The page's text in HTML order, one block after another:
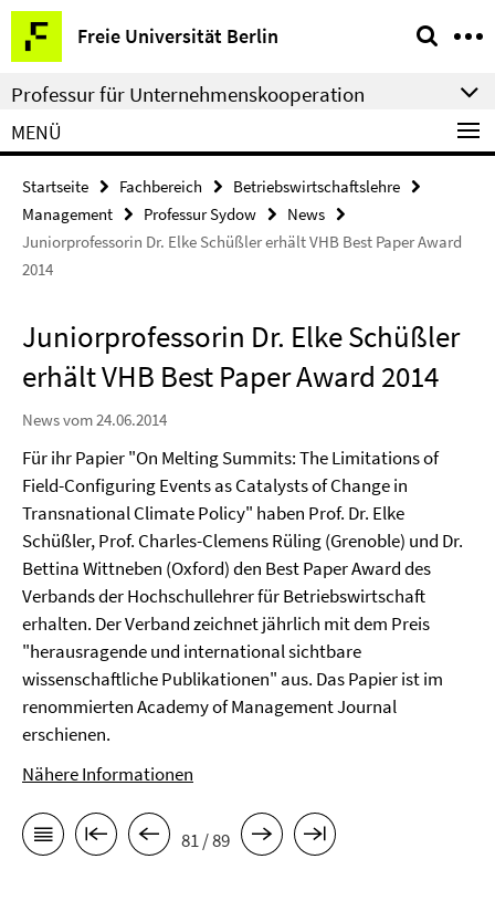
Springe
direkt
zu
Inhalt
Freie Universität Berlin
Service-
Navigation
Professur für Unternehmenskooperation
MENÜ
Startseite Fachbereich
Betriebswirtschaftslehre
Management
Professur Sydow
News
Juniorprofessorin Dr. Elke Schüßler erhält VHB Best Paper Award
2014
Juniorprofessorin Dr. Elke Schüßler
erhält VHB Best Paper Award 2014
News vom 24.06.2014
Für ihr Papier "On Melting Summits: The Limitations of
Field-Configuring Events as Catalysts of Change in
Transnational Climate Policy" haben Prof. Dr. Elke
Schüßler, Prof. Charles-Clemens Rüling (Grenoble) und Dr.
Bettina Wittneben (Oxford) den Best Paper Award des
Verbands der Hochschullehrer für Betriebswirtschaft
erhalten. Der Verband zeichnet jährlich mit dem Preis
"herausragende und international sichtbare
wissenschaftliche Publikationen" aus. Das Papier ist im
renommierten Academy of Management Journal
erschienen.
Nähere Informationen
81 / 89